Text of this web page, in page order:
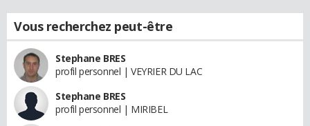
Vous recherchez peut-être
Stephane BRES
profil personnel | VEYRIER DU LAC
Stephane BRES
profil personnel | MIRIBEL